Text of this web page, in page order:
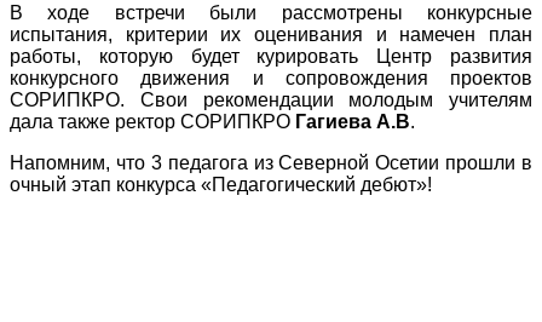
В ходе встречи были рассмотрены конкурсные
испытания, критерии их оценивания и намечен план
работы, которую будет курировать Центр развития
конкурсного движения и сопровождения проектов
СОРИПКРО. Свои рекомендации молодым учителям
дала также ректор СОРИПКРО Гагиева А.В.
Напомним, что 3 педагога из Северной Осетии прошли в
очный этап конкурса «Педагогический дебют»!